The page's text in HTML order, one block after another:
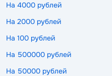
На 4000 рублей
На 2000 рублей
На 100 рублей
На 500000 рублей
На 50000 рублей